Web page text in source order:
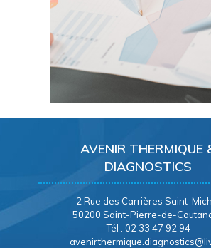
AVENIR THERMIQUE
DIAGNOSTICS
2 Rue des Carrières Saint-
50200 Saint-Pierre-de-
Tél : 02 33 47 92 94